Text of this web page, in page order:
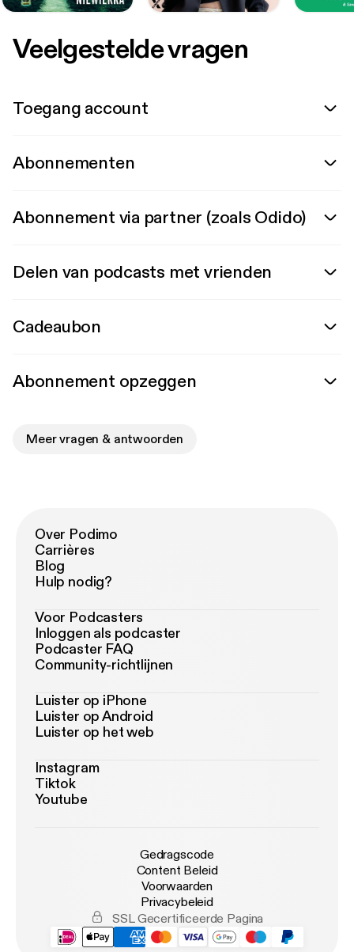
Veelgestelde vragen
Toegang account
Abonnementen
Abonnement via partner (zoals Odido)
Delen van podcasts met vrienden
Cadeaubon
Abonnement opzeggen
Meer vragen & antwoorden
Over Podimo
Carrières
Blog
Hulp nodig?
Voor Podcasters
Inloggen als podcaster
Podcaster FAQ
Community-richtlijnen
Luister op iPhone
Luister op Android
Luister op het web
Instagram
Tiktok
Youtube
Gedragscode
Content Beleid
Voorwaarden
Privacybeleid
SSL Gecertificeerde Pagina